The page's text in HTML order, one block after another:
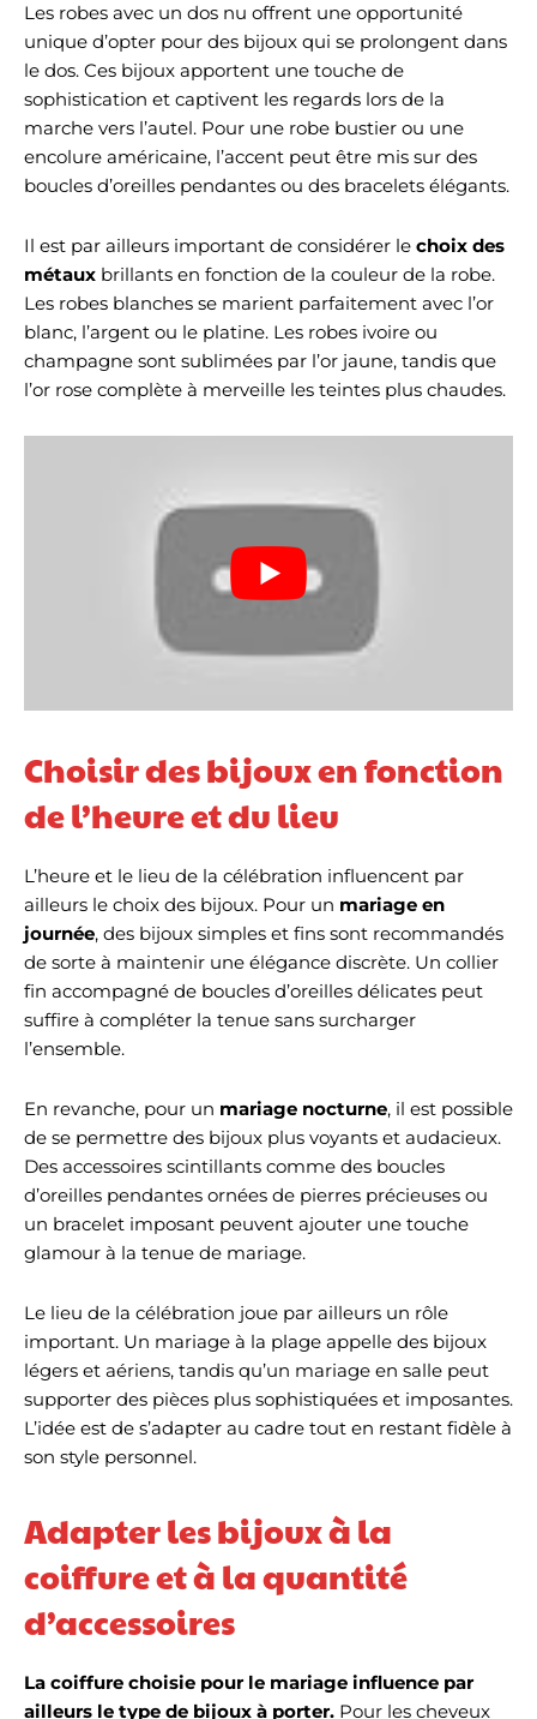
Les robes avec un dos nu offrent une opportunité
unique d’opter pour des bijoux qui se prolongent dans
le dos. Ces bijoux apportent une touche de
sophistication et captivent les regards lors de la
marche vers l’autel. Pour une robe bustier ou une
encolure américaine, l’accent peut être mis sur des
boucles d’oreilles pendantes ou des bracelets élégants.
Il est par ailleurs important de considérer le choix des
métaux brillants en fonction de la couleur de la robe.
Les robes blanches se marient parfaitement avec l’or
blanc, l’argent ou le platine. Les robes ivoire ou
champagne sont sublimées par l’or jaune, tandis que
l’or rose complète à merveille les teintes plus chaudes.
Choisir des bijoux en fonction
de l’heure et du lieu
L’heure et le lieu de la célébration influencent par
ailleurs le choix des bijoux. Pour un mariage en
journée, des bijoux simples et fins sont recommandés
de sorte à maintenir une élégance discrète. Un collier
fin accompagné de boucles d’oreilles délicates peut
suffire à compléter la tenue sans surcharger
l’ensemble.
En revanche, pour un mariage nocturne, il est possible
de se permettre des bijoux plus voyants et audacieux.
Des accessoires scintillants comme des boucles
d’oreilles pendantes ornées de pierres précieuses ou
un bracelet imposant peuvent ajouter une touche
glamour à la tenue de mariage.
Le lieu de la célébration joue par ailleurs un rôle
important. Un mariage à la plage appelle des bijoux
légers et aériens, tandis qu’un mariage en salle peut
supporter des pièces plus sophistiquées et imposantes.
L’idée est de s’adapter au cadre tout en restant fidèle à
son style personnel.
Adapter les bijoux à la
coiffure et à la quantité
d’accessoires
La coiffure choisie pour le mariage influence par
ailleurs le type de bijoux à porter. Pour les cheveux